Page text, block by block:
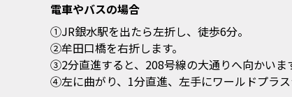
電車やバスの場合
①JR銀水駅を出たら左折し、徒歩6分。
②牟田口橋を右折します。
③2分直進すると、208号線の大通りへ向かいま
④左に曲がり、1分直進、左手にワールドプラス